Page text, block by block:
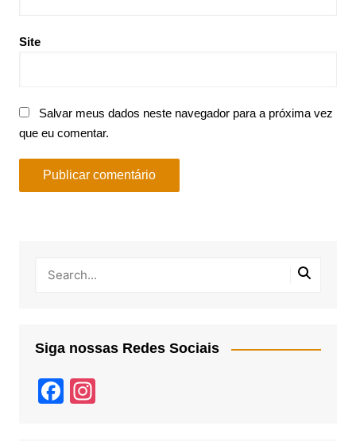
Site
Salvar meus dados neste navegador para a próxima vez
que eu comentar.
Siga nossas Redes Sociais
F